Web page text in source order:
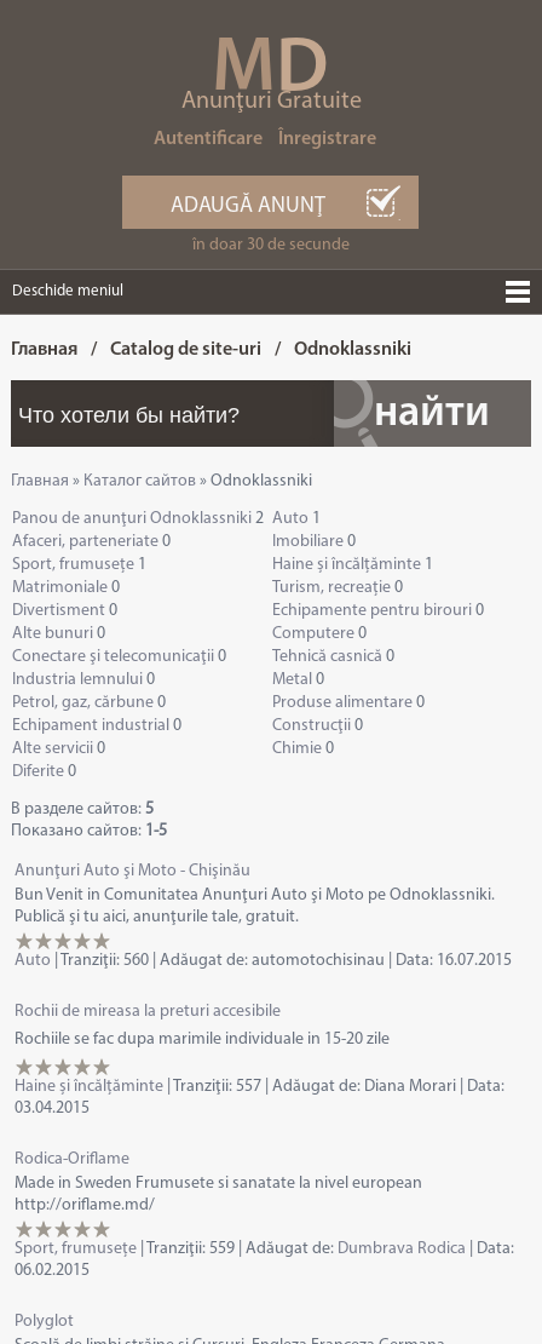
MD
Anunţuri Gratuite
Autentificare Înregistrare
ADAUGĂ ANUNŢ
în doar 30 de secunde
Deschide meniul
Главная / Catalog de site-uri / Odnoklassniki
Главная » Каталог сайтов» Odnoklassniki
Panou de anunţuri Odnoklassniki 2 Auto 1
Afaceri, parteneriate 0 Imobiliare 0
Sport, frumusețe 1 Haine și încălțăminte 1
Matrimoniale 0 Turism, recreație 0
Divertisment 0 Echipamente pentru birouri 0
Alte bunuri 0 Computere 0
Conectare şi telecomunicaţii 0 Tehnică casnică 0
Industria lemnului 0 Metal 0
Petrol, gaz, cărbune 0 Produse alimentare 0
Echipament industrial 0 Construcţii 0
Alte servicii 0 Chimie 0
Diferite 0
В разделе сайтов: 5
Показано сайтов: 1-5
Anunţuri Auto şi Moto - Chişinău
Bun Venit in Comunitatea Anunţuri Auto şi Moto pe Odnoklassniki.
Publică şi tu aici, anunţurile tale, gratuit.
Auto Tranziţii: 560 Adăugat de: automotochisinau Data: 16.07.2015
Rochii de mireasa la preturi accesibile
Rochiile se fac dupa marimile individuale in 15-20 zile
Haine și încălțăminte| Tranziţii: 557 Adăugat de: Diana Morari
Data:
03.04.2015
Rodica-Oriflame
Made in Sweden Frumusete si sanatate la nivel european
http://oriflame.md/
Sport, frumusețe| Tranziţii: 559 Adăugat de: Dumbrava Rodica
Data:
06.02.2015
Polyglot